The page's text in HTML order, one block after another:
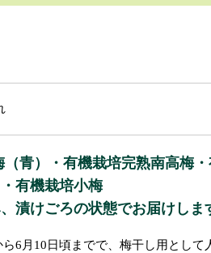
青）・有機栽培完熟南高梅
有機栽培小梅
漬けごろの状態でお届けしま
6月10日頃までで、梅干し用として